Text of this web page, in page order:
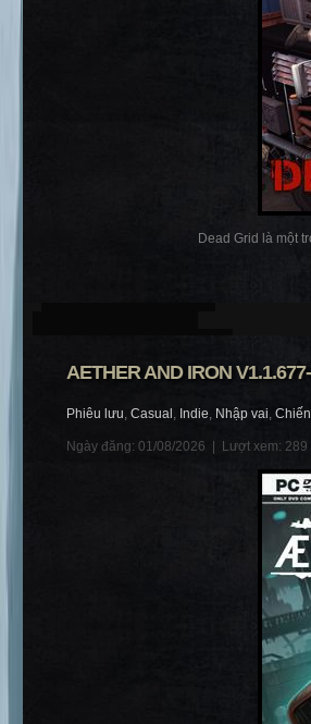
Dead Grid là một
AETHER AND IRON
Phiêu lưu, Casual , Indie, Nhập vai,
Ngày đăng: 01/08/2026 | Lượt xem: 289